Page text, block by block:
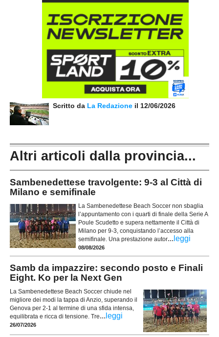
Scritto da La Redazione il 12/06/2026
Altri articoli dalla provincia...
Sambenedettese travolgente: 9-3 al Città di
Milano e semifinale
La Sambenedettese Beach Soccer non sbaglia
l’appuntamento con i quarti di finale della Serie A
Poule Scudetto e supera nettamente il Città di
Milano per 9-3, conquistando l’accesso alla
semifinale. Una prestazione autor... leggi
08/08/2026
Samb da impazzire: secondo posto e Finali
Eight. Ko per la Next Gen
La Sambenedettese Beach Soccer chiude nel
migliore dei modi la tappa di Anzio, superando il
Genova per 2-1 al termine di una sfida intensa,
equilibrata e ricca di tensione. Tre... leggi
26/07/2026